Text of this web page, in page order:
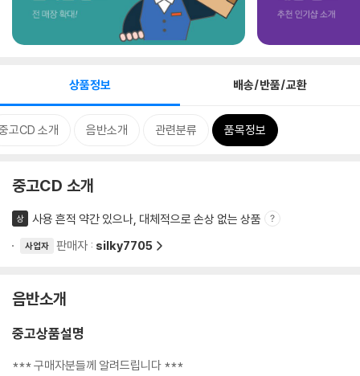
상품정보 배송/반품/교환
고CD 소개 음반소개 관련분류 품목정보
중고CD 소개
상 사용 흔적 약간 있으나, 대체적으로 손상 없는 상품
사업자 판매자 : silky7705
음반소개
중고상품설명
*** 구매자분들께 알려드립니다 ***